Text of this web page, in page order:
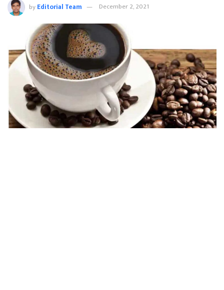
byEditorial Team December 2, 2021